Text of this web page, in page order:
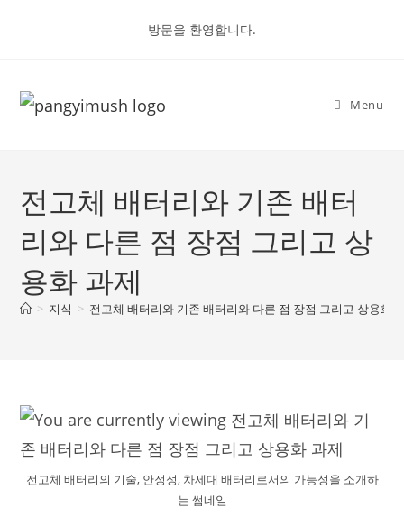
방문을 환영합니다.
Menu
전고체 배터리와 기존 배터
리와 다른 점 장점 그리고 상
용화 과제
> 지식 > 전고체 배터리와 기존 배터리와 다른 점 장점 그리고 상용화
전고체 배터리의 기술, 안정성, 차세대 배터리로서의 가능성을 소개하
는 썸네일